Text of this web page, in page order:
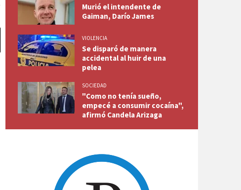
Murió el intendente de
Gaiman, Darío James
VIOLENCIA
Se disparó de manera
accidental al huir de una
pelea
SOCIEDAD
"Como no tenía sueño,
empecé a consumir cocaína",
afirmó Candela Arizaga